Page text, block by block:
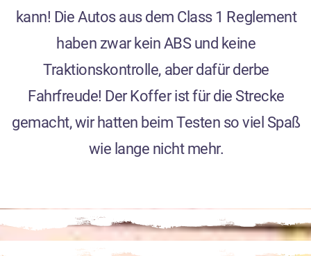
kann! Die Autos aus dem Class 1 Reglement
haben zwar kein ABS und keine
Traktionskontrolle, aber dafür derbe
Fahrfreude! Der Koffer ist für die Strecke
gemacht, wir hatten beim Testen so viel Spaß
wie lange nicht mehr.